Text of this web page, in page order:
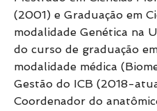
(2001) e Graduação em
modalidade Genética na
do curso de graduação
modalidade médica
Gestão do ICB (2018-
Coordenador do